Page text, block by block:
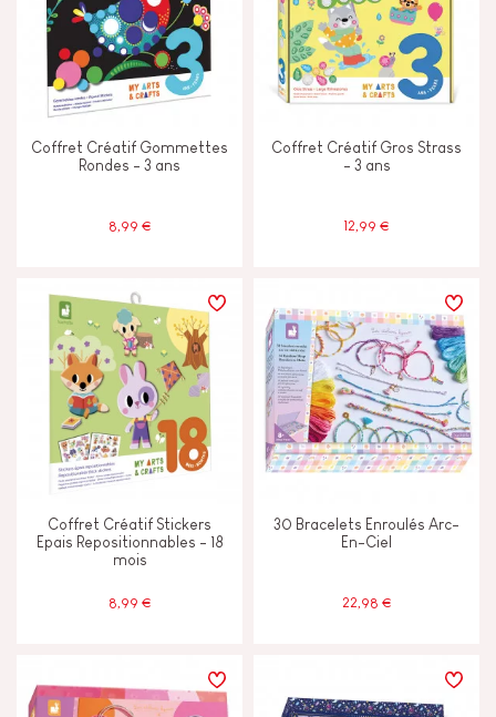
Coffret Créatif Gommettes
Rondes - 3 ans
8,99 €
Coffret Créatif Gros Strass
- 3 ans
12,99 €
Coffret Créatif Stickers
Epais Repositionnables - 18
mois
8,99 €
30 Bracelets Enroulés Arc-
En-Ciel
22,98 €